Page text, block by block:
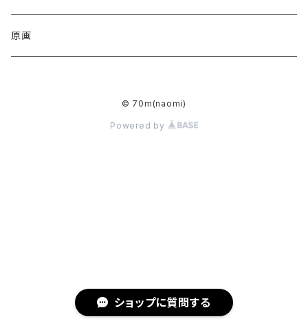
アクリルキーホルダー
原画
© 70m(naomi)
Powered by
ショップに質問する